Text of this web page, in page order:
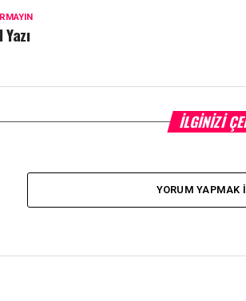
İLGINIZI
YORUM YAPMAK